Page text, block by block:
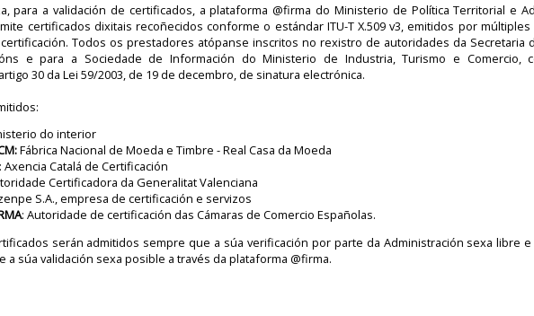
para a validación de certificados, a plataforma @firma do Ministerio de Política Territorial e
certificados dixitais recoñecidos conforme o estándar ITU-T X.509 v3, emitidos por
Todos os prestadores atópanse inscritos no rexistro de autoridades da Secretaria
e para a Sociedade de Información do Ministerio de Industria, Turismo e Comercio,
30 da Lei 59/2003, de 19 de decembro, de sinatura electrónica.
do interior
Fábrica Nacional de Moeda e Timbre - Real Casa da Moeda
Axencia Catalá de Certificación
Certificadora da Generalitat Valenciana
S.A., empresa de certificación e servizos
: Autoridade de certificación das Cámaras de Comercio Españolas.
serán admitidos sempre que a súa verificación por parte da Administración sexa libre
a súa validación sexa posible a través da plataforma @firma.